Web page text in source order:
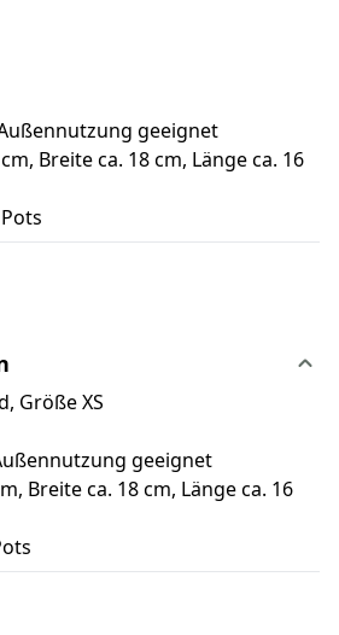
geeignet
Breite ca. 18 cm, Länge ca. 16
Größe XS
geeignet
Breite ca. 18 cm, Länge ca. 16